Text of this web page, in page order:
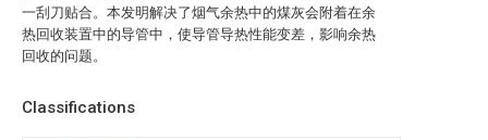
一刮刀贴合。本发明解决了烟气余热中的煤灰会附着在余
热回收装置中的导管中，使导管导热性能变差，影响余热
回收的问题。
Classifications